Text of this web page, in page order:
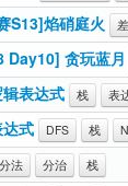
S13]焰硝庭火
Day10] 贪玩蓝月
表达式 栈 表
式 DFS 栈
法 分治 栈